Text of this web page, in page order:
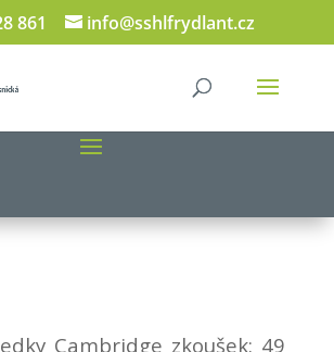
861 info@sshlfrydlant.cz
Cambridge zkoušek: 49